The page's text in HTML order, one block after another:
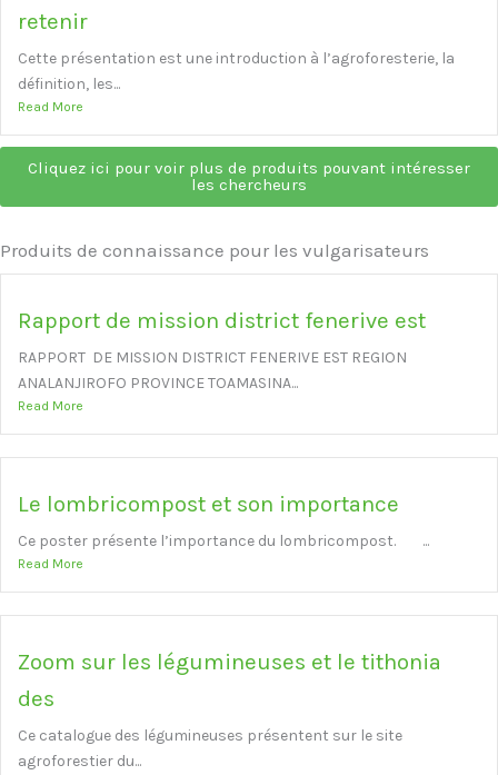
retenir
Cette présentation est une introduction à l’agroforesterie, la
définition, les...
Read More
Cliquez ici pour voir plus de produits pouvant intéresser
les chercheurs
Produits de connaissance pour les vulgarisateurs
Rapport de mission district fenerive est
RAPPORT DE MISSION DISTRICT FENERIVE EST REGION
ANALANJIROFO PROVINCE TOAMASINA...
Read More
Le lombricompost et son importance
Ce poster présente l’importance du lombricompost. ...
Read More
Zoom sur les légumineuses et le tithonia
des
Ce catalogue des légumineuses présentent sur le site
agroforestier du...